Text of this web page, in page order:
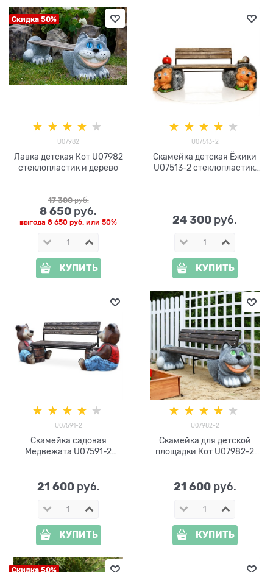
Скидка 50%
U07982
Лавка детская Кот U07982
стеклопластик и дерево
17 300 руб.
8 650 руб.
выгода 8 650 руб. или 50%
КУПИТЬ
U07513-2
Скамейка детская Ёжики
U07513-2 стеклопластик,
24 300 руб.
КУПИТЬ
U07591-2
Скамейка садовая
Медвежата U07591-2
21 600 руб.
КУПИТЬ
U07982-2
Скамейка для детской
площадки Кот U07982-2
21 600 руб.
КУПИТЬ
Скидка 50%